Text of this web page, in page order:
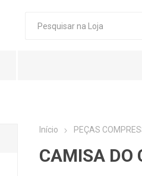
Início PEÇAS
CAMISA DO